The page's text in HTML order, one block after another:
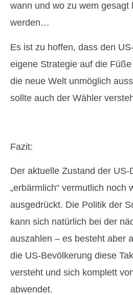
wann und wo zu wem gesagt
werden…
Es ist zu hoffen, dass den
eigene Strategie auf die
die neue Welt unmöglich
sollte auch der Wähler
Fazit:
Der aktuelle Zustand der
„erbärmlich“ vermutlich noch
ausgedrückt. Die Politik der
kann sich natürlich bei der
auszahlen – es besteht aber
die US-Bevölkerung diese
versteht und sich komplett
abwendet.